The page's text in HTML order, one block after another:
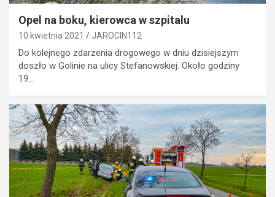
Opel na boku, kierowca w szpitalu
10 kwietnia 2021 JAROCIN112
Do kolejnego zdarzenia drogowego w dniu dzisiejszym
doszło w Golinie na ulicy Stefanowskiej. Około godziny
19…